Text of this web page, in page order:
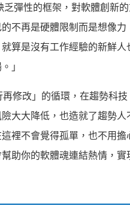
彈性的框架，對軟體創新的
不再是硬體限制而是想像力
就算是沒有工作經驗的新鮮人
」
修改」的循環，在趨勢科
大大降低， 也造就了趨勢人
裡不會覺得孤單， 也不用擔
助你的軟體魂連結熱情， 實